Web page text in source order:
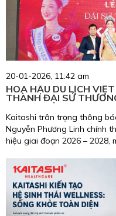
20-01-2026, 11:42 am
HOA HẬU DU LỊCH
THÀNH ĐẠI SỨ
Kaitashi trân trọng thông
Nguyễn Phương Linh chính
hiệu giai đoạn 2026 – 2028,
thương hiệu chăm sóc sức